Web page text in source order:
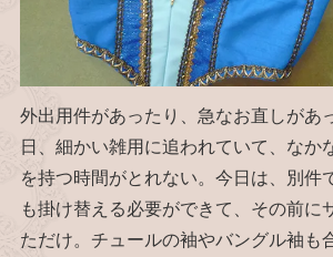
外出用件があったり、急なお直しがあ
日、細かい雑用に追われていて、なか
を持つ時間がとれない。今日は、別件
も掛け替える必要ができて、その前に
ただけ。チュールの袖やバングル袖も